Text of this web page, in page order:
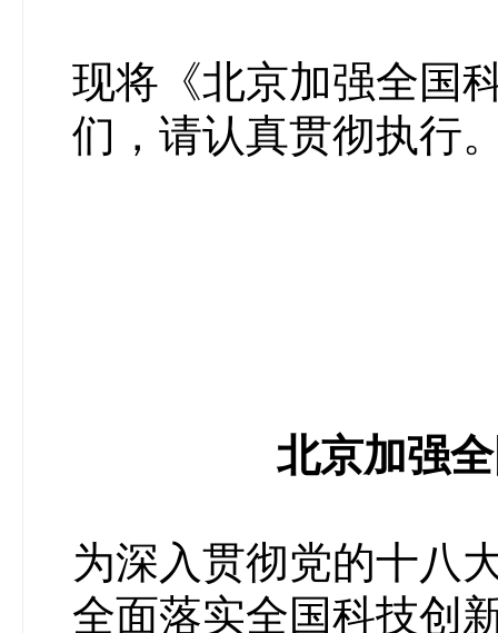
现将《北京加强全国
们，请认真贯彻执行
北京加强
为深入贯彻党的十八
全面落实全国科技创